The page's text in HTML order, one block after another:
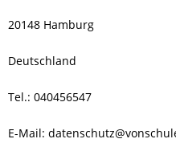
20148 Hamburg
Deutschland
Tel.: 040456547
E-Mail: